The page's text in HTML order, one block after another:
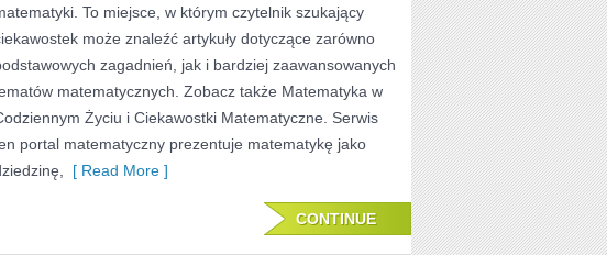
To miejsce, w którym czytelnik szukający
może znaleźć artykuły dotyczące zarówno
zagadnień, jak i bardziej zaawansowanych
matematycznych. Zobacz także Matematyka w
Życiu i Ciekawostki Matematyczne. Serwis
portal matematyczny prezentuje matematykę jako
[ Read More ]
CONTINUE